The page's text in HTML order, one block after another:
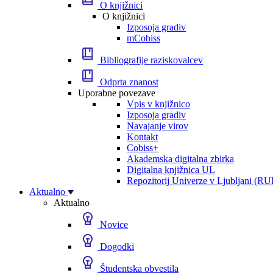
O knjižnici
O knjižnici
Izposoja gradiv
mCobiss
Bibliografije raziskovalcev
Odprta znanost
Uporabne povezave
Vpis v knjižnico
Izposoja gradiv
Navajanje virov
Kontakt
Cobiss+
Akademska digitalna zbirka
Digitalna knjižnica UL
Repozitorij Univerze v Ljubljani
Aktualno
Aktualno
Novice
Dogodki
Študentska obvestila